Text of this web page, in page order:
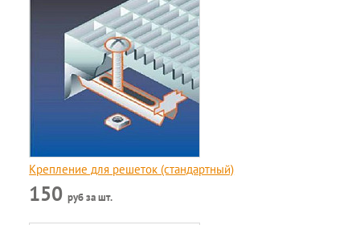
Крепление для решеток (стандартный)
150руб за шт.